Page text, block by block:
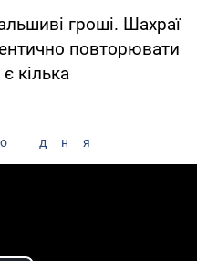
гроші. Шахраї
повторювати
кілька
дня